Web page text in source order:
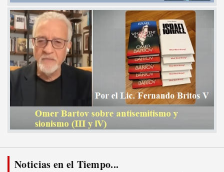
Noticias en el Tiempo...